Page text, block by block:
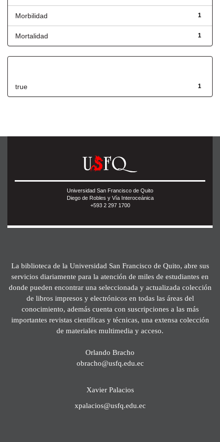
1
Morbilidad
1
Mortalidad
1
true
Universidad San Francisco de Quito
Diego de Robles y Vía Interoceánica
+593 2 297 1700
La biblioteca de la Universidad San Francisco de Quito, abre sus
servicios diariamente para la atención de miles de estudiantes en
donde pueden encontrar una seleccionada y actualizada colección
de libros impresos y electrónicos en todas las áreas del
conocimiento, además cuenta con suscripciones a las más
importantes revistas científicas y técnicas, una extensa colección
de materiales multimedia y acceso.
Orlando Bracho
obracho@usfq.edu.ec
Xavier Palacios
xpalacios@usfq.edu.ec